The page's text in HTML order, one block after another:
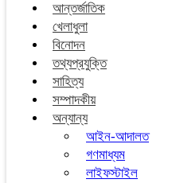
আন্তর্জাতিক
খেলাধুলা
বিনোদন
তথ্যপ্রযুক্তি
সাহিত্য
সম্পাদকীয়
অন্যান্য
আইন-আদালত
গণমাধ্যম
লাইফস্টাইল